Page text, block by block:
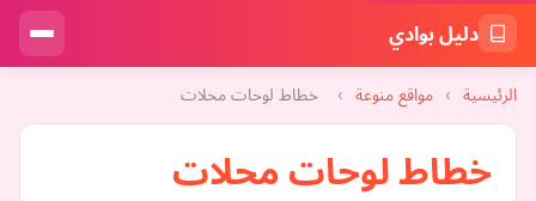
دليل بوادي
الرئيسية › مواقع منوعة › خطاط لوحات محلات
خطاط لوحات محلات